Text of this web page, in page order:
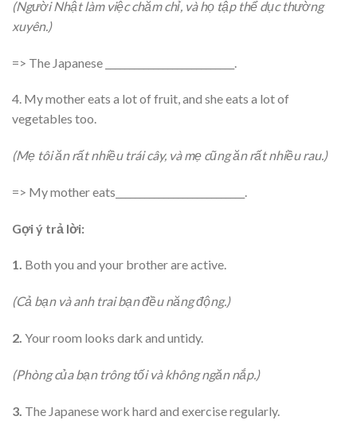
(Người Nhật làm việc chăm chỉ, và họ tập thể dục thường
xuyên.)
=> The Japanese ___________________________.
4. My mother eats a lot of fruit, and she eats a lot of
vegetables too.
(Mẹ tôi ăn rất nhiều trái cây, và mẹ cũng ăn rất nhiều rau.)
=> My mother eats___________________________.
Gợi ý trả lời:
1. Both you and your brother are active.
(Cả bạn và anh trai bạn đều năng động.)
2. Your room looks dark and untidy.
(Phòng của bạn trông tối và không ngăn nắp.)
3. The Japanese work hard and exercise regularly.